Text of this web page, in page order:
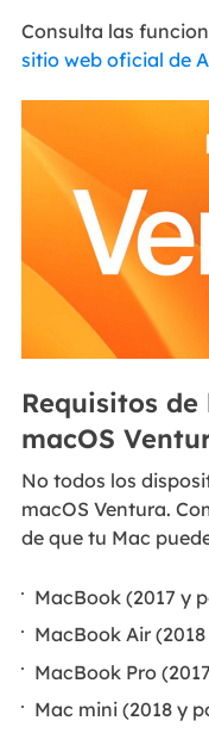
Consulta las
sitio web oficial de
Requisitos
macOS
No todos los
macOS Ventura.
de que tu Mac
MacBook (2017 y
MacBook Air
MacBook Pro
Mac mini (2018 y